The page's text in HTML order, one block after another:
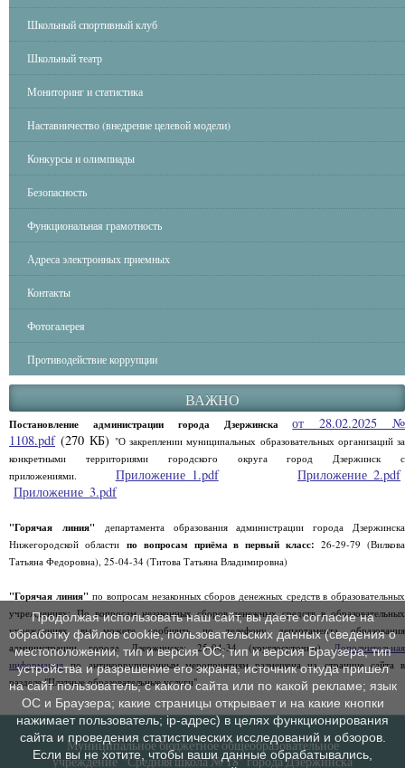
Школьный спортивный клуб
Школьный театр
Мониторинг и статистика
Наставничество (внедрение целевой модели)
Конкурсы и олимпиады
Безопасность
Функциональная грамотность
Адреса электронных приемных
Контакты
Фотогалерея
Противодействие коррупции
ВАЖНО
Постановление администрации города Дзержинскаот 28.02.2025 №
1108.pdf(270 КБ) "О закреплении муниципальных образовательных организаций за
конкретными территориями городского округа город Дзержинск с
приложениями. Приложение_1.pdf
Приложение_2.pdf
Приложение_3.pdf
"Горячая линия" департамента образования администрации города Дзержинска
Нижегородской области по вопросам приёма в первый класс: 26-29-79 (Вилкова
Татьяна Федоровна), 25-04-34 (Титова Татьяна Владимировна)
"Горячая линия"по вопросам незаконных сборов денежных средств в образовательных
учреждениях: По вопросам незаконных сборов денежных средств в образовательных
учреждениях вы можете сообщить по телефону департамента образования
администрации города Дзержинска: 25-04-34 (круглосуточно)Дополнительная
информацияпо антикоррупционным мероприятиям размещена на странице сайта в
разделе "Платные образовательные услуги".
Муниципальное бюджетное общеобразовательное
учреждение "Средняя школа № 18" города Дзержинска
Продолжая использовать наш сайт, вы даете согласие на
обработку файлов cookie, пользовательских данных (сведения о
местоположении; тип и версия ОС; тип и версия Браузера; тип
устройства и разрешение его экрана; источник откуда пришел
на сайт пользователь; с какого сайта или по какой рекламе; язык
ОС и Браузера; какие страницы открывает и на какие кнопки
нажимает пользователь; ip-адрес) в целях функционирования
сайта и проведения статистических исследований и обзоров.
Если вы не хотите, чтобы ваши данные обрабатывались,